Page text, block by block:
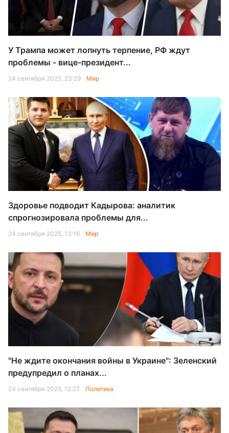
У Трампа может лопнуть терпение, РФ ждут
проблемы - вице-президент...
24 сентября 2025, 23:29 Мир
Здоровье подводит Кадырова: аналитик
спрогнозировала проблемы для...
24 сентября 2025, 13:16 Мир
"Не ждите окончания войны в Украине": Зеленский
предупредил о планах...
24 сентября 2025, 12:27 Политика